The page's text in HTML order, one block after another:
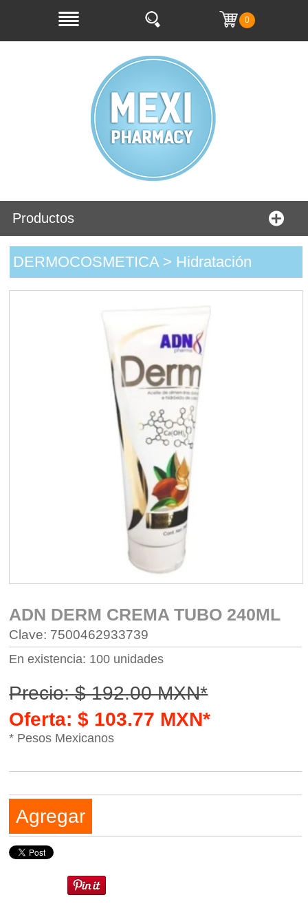
0
Productos
DERMOCOSMETICA > Hidratación
ADN DERM CREMA TUBO 240ML
Clave: 7500462933739
En existencia: 100 unidades
Precio: $ 192.00 MXN*
Oferta: $ 103.77 MXN*
* Pesos Mexicanos
Agregar